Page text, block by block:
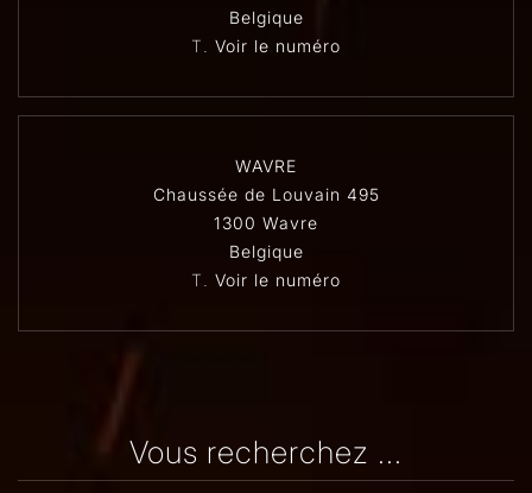
Belgique
T. Voir le numéro
WAVRE
Chaussée de Louvain 495
1300 Wavre
Belgique
T. Voir le numéro
Vous recherchez ...